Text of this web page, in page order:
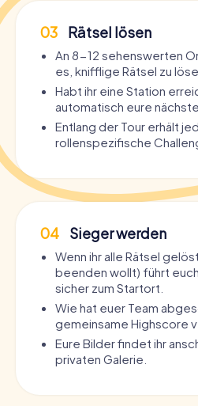
03 Rätsel lösen
An 8-12 sehenswerten
es, knifflige Rätsel zu
Habt ihr eine Station
automatisch eure
Entlang der Tour erhält
rollenspezifische
04 Sieger werden
Wenn ihr alle Rätsel
beenden wollt) führt
sicher zum Startort.
Wie hat euer Team
gemeinsame Highscore
Eure Bilder findet ihr
privaten Galerie.